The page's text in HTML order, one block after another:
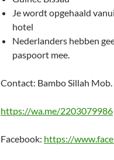
Je wordt opgehaald
hotel
Nederlanders hebben
paspoort mee.
Contact: Bambo Sillah
https://wa.me/2203079986
Facebook: https://